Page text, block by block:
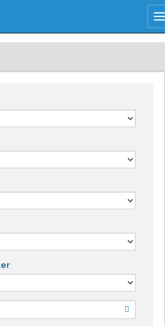
JETZT ANMELDEN
REGISTRIEREN